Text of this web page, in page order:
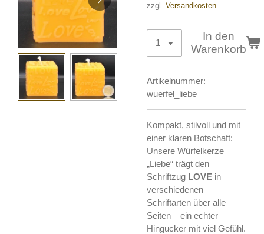
zzgl. Versandkosten
In den
Warenkorb
Artikelnummer:
wuerfel_liebe
Kompakt, stilvoll und mit
einer klaren Botschaft:
Unsere Würfelkerze
„Liebe“ trägt den
Schriftzug LOVE in
verschiedenen
Schriftarten über alle
Seiten – ein echter
Hingucker mit viel Gefühl.